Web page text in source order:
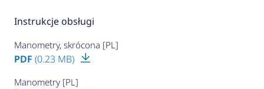
Instrukcje obsługi
Manometry, skrócona [PL]
PDF (0.23 MB)
Manometry [PL]